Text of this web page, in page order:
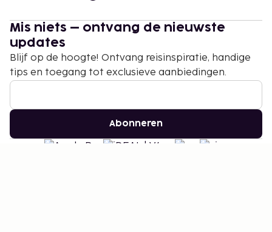
Mis niets – ontvang de nieuwste
updates
Blijf op de hoogte! Ontvang reisinspiratie, handige
tips en toegang tot exclusieve aanbiedingen.
Abonneren